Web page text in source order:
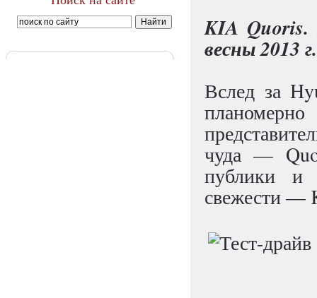
KIA
весны 2013 г.
Вслед за
чуда —
публики и
свежести —